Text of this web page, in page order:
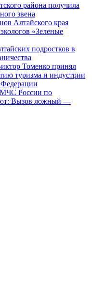
района получила
звена
Алтайского края
«Зеленые
подростков в
Томенко принял
туризма и индустрии
Федерации
России по
Вызов ложный —